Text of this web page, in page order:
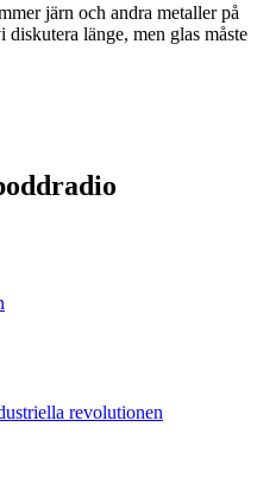
järn och andra metaller på
länge, men glas måste
revolutionen